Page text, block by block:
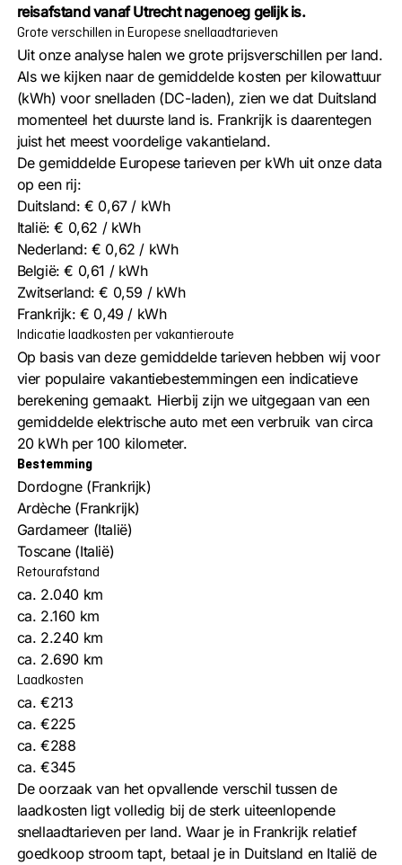
reisafstand vanaf Utrecht nagenoeg gelijk is.
Grote verschillen in Europese snellaadtarieven
Uit onze analyse halen we grote prijsverschillen per land.
Als we kijken naar de gemiddelde kosten per kilowattuur
(kWh) voor snelladen (DC-laden), zien we dat Duitsland
momenteel het duurste land is. Frankrijk is daarentegen
juist het meest voordelige vakantieland.
De gemiddelde Europese tarieven per kWh uit onze data
op een rij:
Duitsland: € 0,67 / kWh
Italië: € 0,62 / kWh
Nederland: € 0,62 / kWh
België: € 0,61 / kWh
Zwitserland: € 0,59 / kWh
Frankrijk: € 0,49 / kWh
Indicatie laadkosten per vakantieroute
Op basis van deze gemiddelde tarieven hebben wij voor
vier populaire vakantiebestemmingen een indicatieve
berekening gemaakt. Hierbij zijn we uitgegaan van een
gemiddelde elektrische auto met een verbruik van circa
20 kWh per 100 kilometer.
Bestemming
Dordogne (Frankrijk)
Ardèche (Frankrijk)
Gardameer (Italië)
Toscane (Italië)
Retourafstand
ca. 2.040 km
ca. 2.160 km
ca. 2.240 km
ca. 2.690 km
Laadkosten
ca. €213
ca. €225
ca. €288
ca. €345
De oorzaak van het opvallende verschil tussen de
laadkosten ligt volledig bij de sterk uiteenlopende
snellaadtarieven per land. Waar je in Frankrijk relatief
goedkoop stroom tapt, betaal je in Duitsland en Italië de